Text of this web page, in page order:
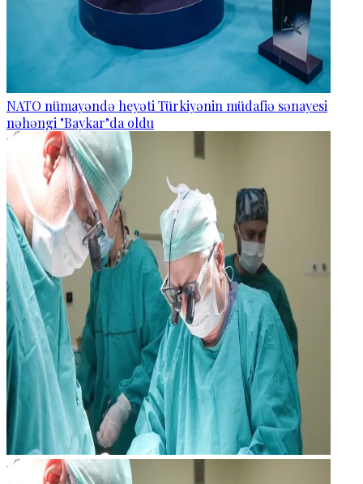
NATO nümayəndə heyəti Türkiyənin müdafiə sənayesi
nəhəngi "Baykar"da oldu